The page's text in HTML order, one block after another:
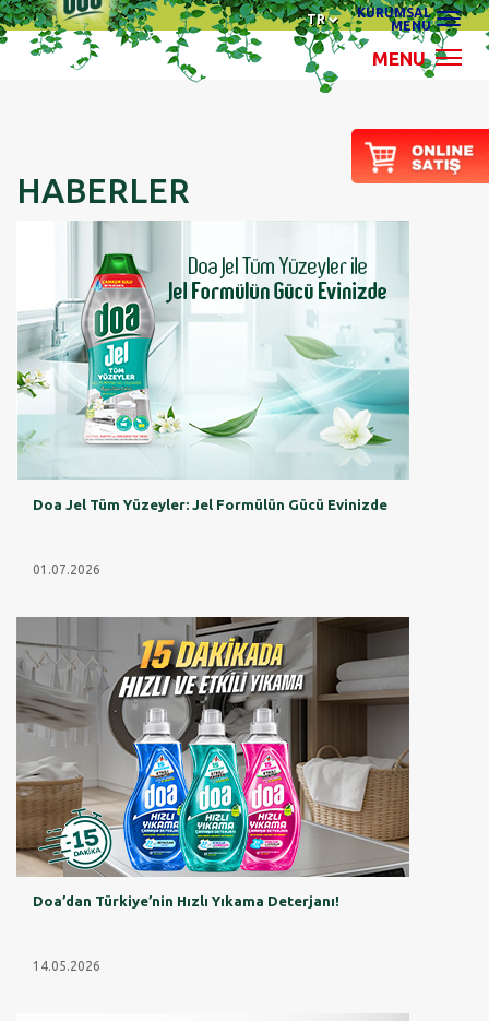
KURUMSAL
MENU
TR
MENU
HABERLER
Doa Jel Tüm Yüzeyler: Jel Formülün Gücü Evinizde
01.07.2026
Doa’dan Türkiye’nin Hızlı Yıkama Deterjanı!
14.05.2026